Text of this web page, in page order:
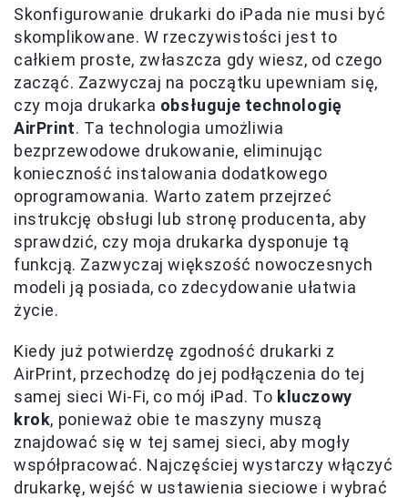
Skonfigurowanie drukarki do iPada nie musi być
skomplikowane. W rzeczywistości jest to
całkiem proste, zwłaszcza gdy wiesz, od czego
zacząć. Zazwyczaj na początku upewniam się,
czy moja drukarka obsługuje technologię
AirPrint. Ta technologia umożliwia
bezprzewodowe drukowanie, eliminując
konieczność instalowania dodatkowego
oprogramowania. Warto zatem przejrzeć
instrukcję obsługi lub stronę producenta, aby
sprawdzić, czy moja drukarka dysponuje tą
funkcją. Zazwyczaj większość nowoczesnych
modeli ją posiada, co zdecydowanie ułatwia
życie.
Kiedy już potwierdzę zgodność drukarki z
AirPrint, przechodzę do jej podłączenia do tej
samej sieci Wi-Fi, co mój iPad. To kluczowy
krok, ponieważ obie te maszyny muszą
znajdować się w tej samej sieci, aby mogły
współpracować. Najczęściej wystarczy włączyć
drukarkę, wejść w ustawienia sieciowe i wybrać